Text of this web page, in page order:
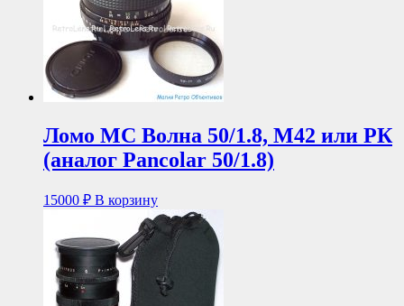
Ломо МС Волна 50/1.8, М42 или РК
(аналог Pancolar 50/1.8)
15000 ₽ В корзину